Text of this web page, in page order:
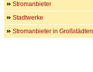
Stromanbieter
Stadtwerke
Stromanbieter in Großstädten